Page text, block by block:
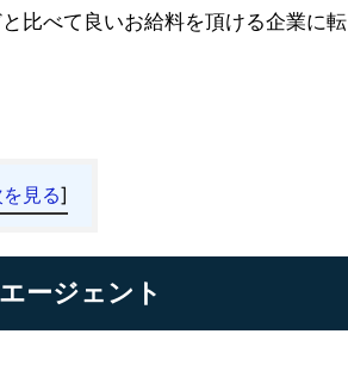
比べて良いお給料を頂ける企業に転
見る]
ージェント